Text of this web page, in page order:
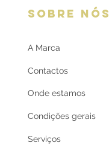
SOBRE NÓS
A Marca
Contactos
Onde estamos
Condições gerais
Serviços